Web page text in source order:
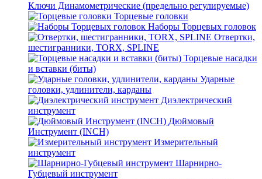
Ключи Динамометрические (предельно регулируемые)
Торцевые головки
Наборы Торцевых головок
Отвертки,
шестигранники, TORX, SPLINE
Торцевые насадки
и вставки (биты)
Ударные
головки, удлинители, карданы
Диэлектрический
инструмент
Дюймовый
Инструмент (INCH)
Измерительный
инструмент
Шарнирно-
Губцевый инструмент